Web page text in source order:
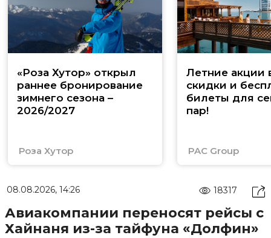
«Роза Хутор» открыл
раннее бронирование
зимнего сезона –
2026/2027
Роза Хутор
Летние акции
скидки и
билеты для
пар!
PAC Group
08.08.2026, 14:26 18317
Авиакомпании переносят рейсы с
Хайнаня из-за тайфуна «Долфин»